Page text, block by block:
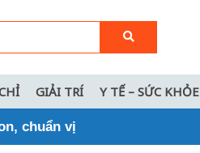
GIẢI TRÍ Y TẾ – SỨC KHỎE
chuẩn vị